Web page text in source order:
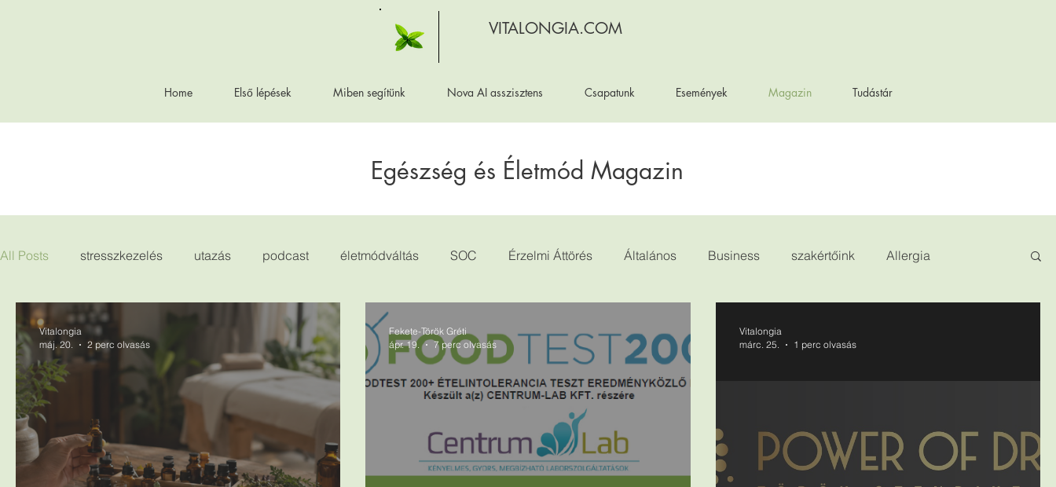
VITALONGIA.COM
Home Első lépések Miben segítünk Nova AI asszisztens Csapatunk Események Magazin Tudástár
Egészség és Életmód Magazin
All Posts stresszkezelés utazás podcast életmódváltás SOC Érzelmi Áttörés Általános Business szakértőink Allergia
Vitalongia
máj. 20.
2 perc olvasás
Fekete-Török Gréti
ápr. 19.
7 perc olvasás
Vitalongia
márc. 25.
1 perc olvasás